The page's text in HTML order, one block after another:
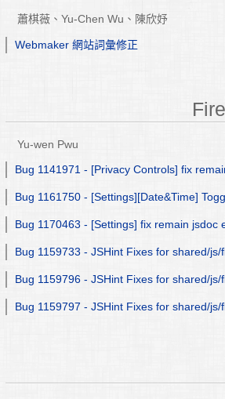
蕭棋薇、Yu-Chen Wu、陳欣妤
Webmaker 網站詞彙修正
Yu-wen Pwu
Bug 1141971 - [Privacy Controls] fix
Bug 1161750 - [Settings][Date&Time]
Bug 1170463 - [Settings] fix remain jsdoc
Bug 1159733 - JSHint Fixes for shared/
Bug 1159796 - JSHint Fixes for shared/
Bug 1159797 - JSHint Fixes for shared/